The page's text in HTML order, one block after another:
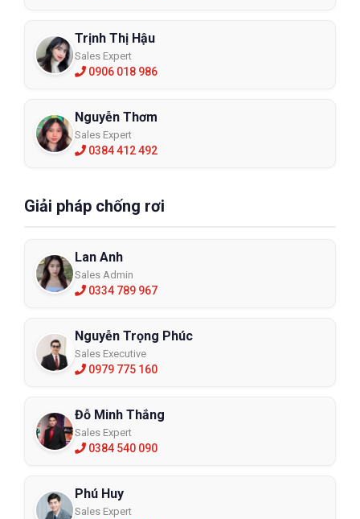
Trịnh Thị Hậu
Sales Expert
0906 018 986
Nguyễn Thơm
Sales Expert
0384 412 492
Giải pháp chống rơi
Lan Anh
Sales Admin
0334 789 967
Nguyễn Trọng Phúc
Sales Executive
0979 775 160
Đỗ Minh Thắng
Sales Expert
0384 540 090
Phú Huy
Sales Expert